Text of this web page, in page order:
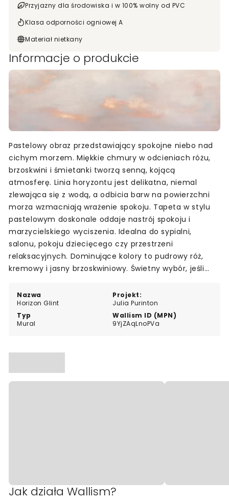
Przyjazny dla środowiska i w 100% wolny od PVC
Klasa odporności ogniowej A
Materiał nietkany
Informacje o produkcie
Nazwa
Horizon Glint
Projekt:
Julia Purinton
Typ
Mural
Wallism ID (MPN)
9YjZAqLnoPVa
Pastelowy obraz przedstawiający spokojne niebo nad
cichym morzem. Miękkie chmury w odcieniach różu,
brzoskwini i śmietanki tworzą senną, kojącą
atmosferę. Linia horyzontu jest delikatna, niemal
zlewająca się z wodą, a odbicia barw na powierzchni
morza wzmacniają wrażenie spokoju. Tapeta w stylu
pastelowym doskonale oddaje nastrój spokoju i
marzycielskiego wyciszenia. Idealna do sypialni,
salonu, pokoju dziecięcego czy przestrzeni
relaksacyjnych. Dominujące kolory to pudrowy róż,
kremowy i jasny brzoskwiniowy. Świetny wybór, jeśli
Jak działa Wallism?